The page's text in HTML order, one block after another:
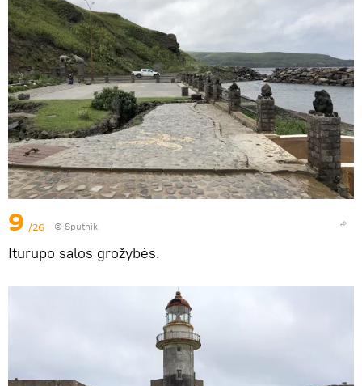
9 /26 © Sputnik
Iturupo salos grožybės.